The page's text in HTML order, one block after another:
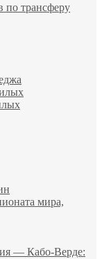
по трансферу
мира,
— Кабо‑Верде: